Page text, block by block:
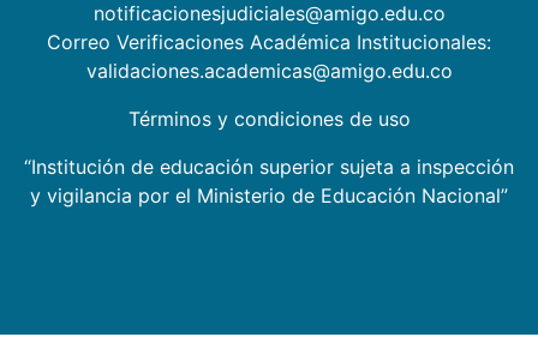
notificacionesjudiciales@amigo.edu.co
Correo Verificaciones Académica Institucionales:
validaciones.academicas@amigo.edu.co
Términos y condiciones de uso
“Institución de educación superior sujeta a inspección
y vigilancia por el Ministerio de Educación Nacional”